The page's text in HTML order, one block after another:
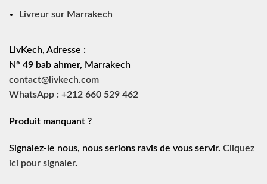
Livreur sur Marrakech
LivKech, Adresse :
N° 49 bab ahmer, Marrakech
contact@livkech.com
WhatsApp : +212 660 529 462
Produit manquant ?
Signalez-le nous, nous serions ravis de vous servir. Cliquez
ici pour signaler.